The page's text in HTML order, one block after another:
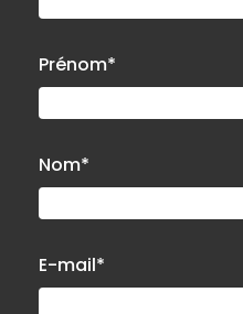
Prénom*
Nom*
E-mail*